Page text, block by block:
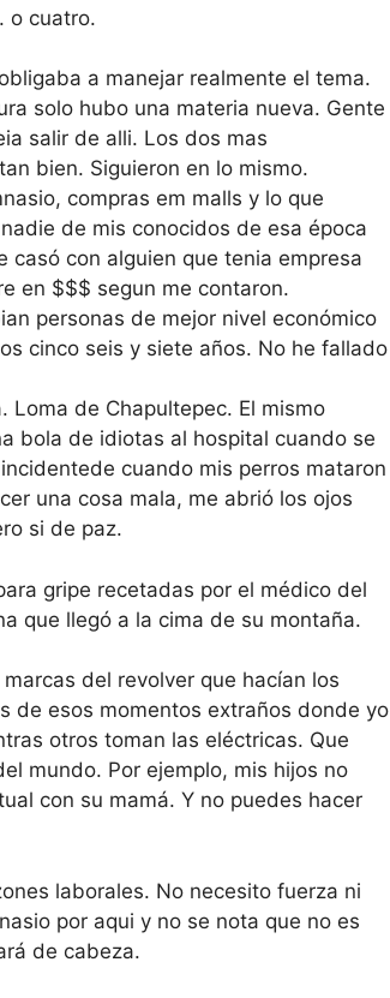
o cuatro.
a manejar realmente el tema.
solo hubo una materia nueva. Gente
salir de alli. Los dos mas
bien. Siguieron en lo mismo.
compras em malls y lo que
de mis conocidos de esa época
casó con alguien que tenia empresa
en $$$ segun me contaron.
personas de mejor nivel económico
cinco seis y siete años. No he fallado
Loma de Chapultepec. El mismo
bola de idiotas al hospital cuando se
cuando mis perros mataron
una cosa mala, me abrió los ojos
si de paz.
gripe recetadas por el médico del
que llegó a la cima de su montaña.
del revolver que hacían los
de esos momentos extraños donde yo
otros toman las eléctricas. Que
mundo. Por ejemplo, mis hijos no
con su mamá. Y no puedes hacer
laborales. No necesito fuerza ni
por aqui y no se nota que no es
de cabeza.